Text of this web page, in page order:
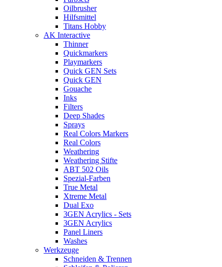
Oilbrusher
Hilfsmittel
Titans Hobby
AK Interactive
Thinner
Quickmarkers
Playmarkers
Quick GEN Sets
Quick GEN
Gouache
Inks
Filters
Deep Shades
Sprays
Real Colors Markers
Real Colors
Weathering
Weathering Stifte
ABT 502 Oils
Spezial-Farben
True Metal
Xtreme Metal
Dual Exo
3GEN Acrylics - Sets
3GEN Acrylics
Panel Liners
Washes
Werkzeuge
Schneiden & Trennen